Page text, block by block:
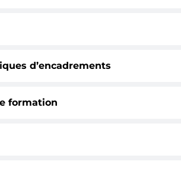
d’encadrements
formation